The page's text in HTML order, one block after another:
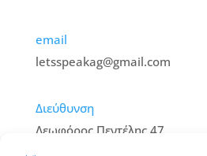
email
letsspeakag@gmail.com
Διεύθυνση
Λεωφόρος Πεντέλης 47,